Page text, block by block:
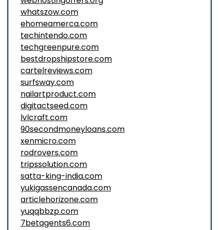
whatszow.com
ehomeamerca.com
techintendo.com
techgreenpure.com
bestdropshipstore.com
cartelreviews.com
surfsway.com
nailartproduct.com
digitactseed.com
lvlcraft.com
90secondmoneyloans.com
xenmicro.com
rodrovers.com
tripssolution.com
satta-king-india.com
yukigassencanada.com
articlehorizone.com
yuqqbbzp.com
7betagents6.com